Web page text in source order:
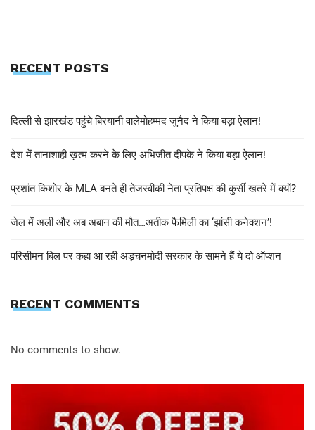
RECENT POSTS
दिल्ली से झारखंड पहुंचे बिरयानी वालेमोहम्मद जुनैद ने किया बड़ा ऐलान!
देश में तानाशाही ख़त्म करने के लिए अभिजीत दीपके ने किया बड़ा ऐलान!
प्रशांत किशोर के MLA बनते ही तेजस्वीकी नेता प्रतिपक्ष की कुर्सी खतरे में क्यों?
जेल में अली और अब अबान की मौत…अतीक फैमिली का ‘झांसी कनेक्शन’!
परिसीमन बिल पर कहा आ रही अड़चनमोदी सरकार के सामने हैं ये दो ऑप्शन
RECENT COMMENTS
No comments to show.